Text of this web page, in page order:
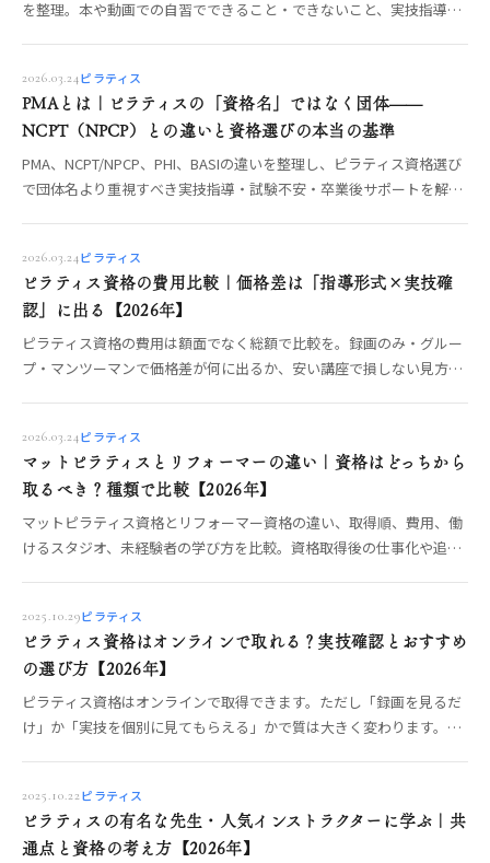
を整理。本や動画での自習でできること・できないこと、実技指導を
2026.03.24ピラティス
PMAとは｜ピラティスの「資格名」ではなく団体——
NCPT（NPCP）との違いと資格選びの本当の基準
PMA、NCPT/NPCP、PHI、BASIの違いを整理し、ピラティス資格選び
で団体名より重視すべき実技指導・試験不安・卒業後サポートを解説
2026.03.24ピラティス
ピラティス資格の費用比較｜価格差は「指導形式×実技確
認」に出る【2026年】
ピラティス資格の費用は額面でなく総額で比較を。録画のみ・グルー
プ・マンツーマンで価格差が何に出るか、安い講座で損しない見方、
2026.03.24ピラティス
マットピラティスとリフォーマーの違い｜資格はどっちから
取るべき？種類で比較【2026年】
マットピラティス資格とリフォーマー資格の違い、取得順、費用、働
けるスタジオ、未経験者の学び方を比較。資格取得後の仕事化や追加
2025.10.29ピラティス
ピラティス資格はオンラインで取れる？実技確認とおすすめ
の選び方【2026年】
ピラティス資格はオンラインで取得できます。ただし「録画を見るだ
け」か「実技を個別に見てもらえる」かで質は大きく変わります。オ
ます。
2025.10.22ピラティス
ピラティスの有名な先生・人気インストラクターに学ぶ｜共
通点と資格の考え方【2026年】